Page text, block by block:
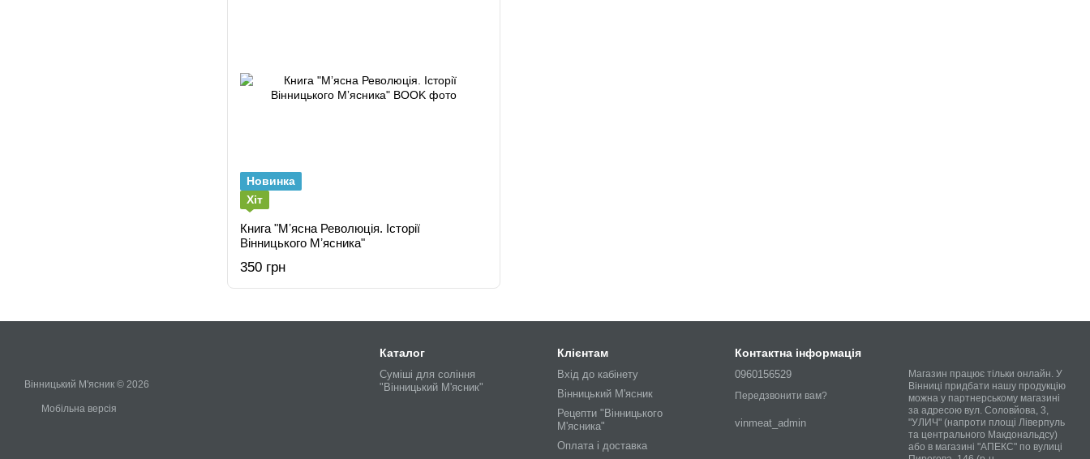
Новинка
Хіт
Книга "Мʼясна Революція. Історії
Вінницького Мʼясника"
350 грн
Вінницький М'ясник © 2026
Мобільна версія
Каталог
Суміші для соління
"Вінницький М'ясник"
Клієнтам
Вхід до кабінету
Вінницький М'ясник
Рецепти "Вінницького
М'ясника"
Оплата і доставка
Контактна інформація
0960156529
Передзвонити вам?
vinmeat_admin
Магазин працює тільки онлайн. У
Вінниці придбати нашу продукцію
можна у партнерському магазині
за адресою вул. Соловйова, 3,
"УЛИЧ" (напроти площі Ліверпуль
та центрального Макдональдсу)
або в магазині "АПЕКС" по вулиці